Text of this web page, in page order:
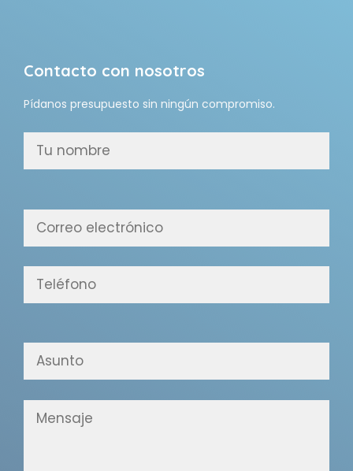
Contacto con nosotros
Pídanos presupuesto sin ningún compromiso.